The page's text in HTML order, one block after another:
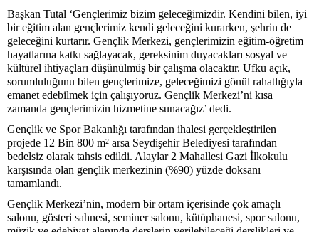
Başkan Tutal ‘Gençlerimiz bizim geleceğimizdir. Kendini bilen, iyi
bir eğitim alan gençlerimiz kendi geleceğini kurarken, şehrin de
geleceğini kurtarır. Gençlik Merkezi, gençlerimizin eğitim-öğretim
hayatlarına katkı sağlayacak, gereksinim duyacakları sosyal ve
kültürel ihtiyaçları düşünülmüş bir çalışma olacaktır. Ufku açık,
sorumluluğunu bilen gençlerimize, geleceğimizi gönül rahatlığıyla
emanet edebilmek için çalışıyoruz. Gençlik Merkezi’ni kısa
zamanda gençlerimizin hizmetine sunacağız’ dedi.
Gençlik ve Spor Bakanlığı tarafından ihalesi gerçekleştirilen
projede 12 Bin 800 m² arsa Seydişehir Belediyesi tarafından
bedelsiz olarak tahsis edildi. Alaylar 2 Mahallesi Gazi İlkokulu
karşısında olan gençlik merkezinin (%90) yüzde doksanı
tamamlandı.
Gençlik Merkezi’nin, modern bir ortam içerisinde çok amaçlı
salonu, gösteri sahnesi, seminer salonu, kütüphanesi, spor salonu,